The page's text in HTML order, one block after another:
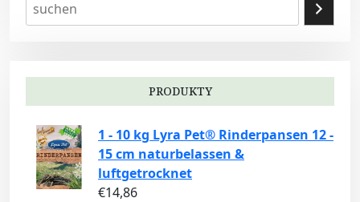
PRODUKTY
1 - 10 kg Lyra Pet® Rinderpansen 12 -
15 cm naturbelassen &
luftgetrocknet
€14,86